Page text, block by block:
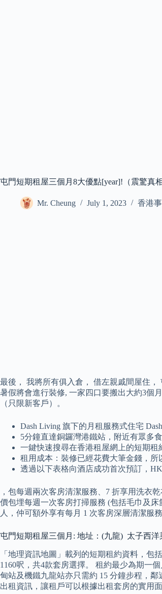
屯門短期租屋三個月8大優點[year]!（震驚真相
Mr. Cheung July 1, 2023 香港事
最後， 我將所有俱入倉， 借左親戚間屋住，
暑假將會進行裝修, 一家四口要搬出大約3個
（只限新客戶）。
Dash Living 旗下的月租服務式住宅
5分鐘直達銅鑼灣港鐵站，附近有眾多
一鍵快速搜尋在香港租屋網上的短期租
租用成本：裝修已經花費大筆金錢，所
透過以下表格向酒店成功首次預訂，
，包每週兩次客房清潔服務、7 折享用洗衣
價包埋每週一次客房打掃服務 (包括毛巾及
人，仲可額外享有每月 1 次客房深層清潔服務
屯門短期租屋三個月: 地址：(九龍) 太子西
「地理資訊地圖」載列的短期租約資料，包
1160呎，共4款套房選擇。 租約最少為期一
甸站及機鐵九龍站亦只需約 15 分鐘步程，
出租資訊，讓租戶可以根據出租套房的實用